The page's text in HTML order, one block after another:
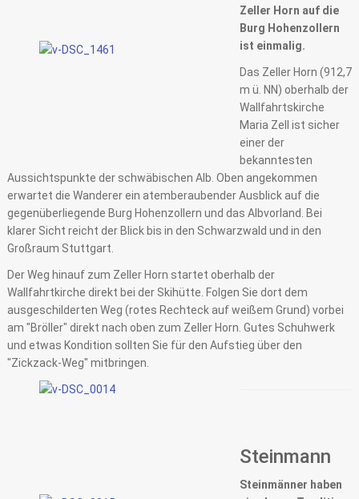
Zeller Horn auf die
Burg Hohenzollern
ist einmalig.
Das Zeller Horn (912,7
m ü. NN) oberhalb der
Wallfahrtskirche
Maria Zell ist sicher
einer der
bekanntesten
Aussichtspunkte der schwäbischen Alb. Oben angekommen
erwartet die Wanderer ein atemberaubender Ausblick auf die
gegenüberliegende Burg Hohenzollern und das Albvorland. Bei
klarer Sicht reicht der Blick bis in den Schwarzwald und in den
Großraum Stuttgart.
Der Weg hinauf zum Zeller Horn startet oberhalb der
Wallfahrtkirche direkt bei der Skihütte. Folgen Sie dort dem
ausgeschilderten Weg (rotes Rechteck auf weißem Grund) vorbei
am "Bröller" direkt nach oben zum Zeller Horn. Gutes Schuhwerk
und etwas Kondition sollten Sie für den Aufstieg über den
"Zickzack-Weg" mitbringen.
Steinmann
Steinmänner haben